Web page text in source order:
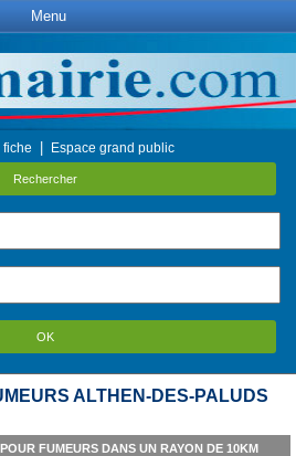
Menu
Espace grand public
Rechercher
OK
ALTHEN-DES-PALUDS
FUMEURS DANS UN RAYON DE 10KM